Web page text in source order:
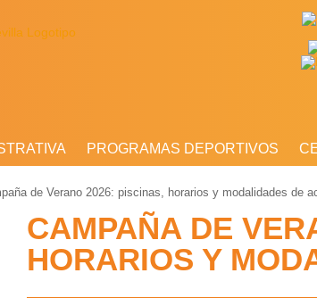
PROGRAMAS DEPORTIVOS
de Verano 2026: piscinas, horarios y modalidades de
CAMPAÑA DE
HORARIOS Y